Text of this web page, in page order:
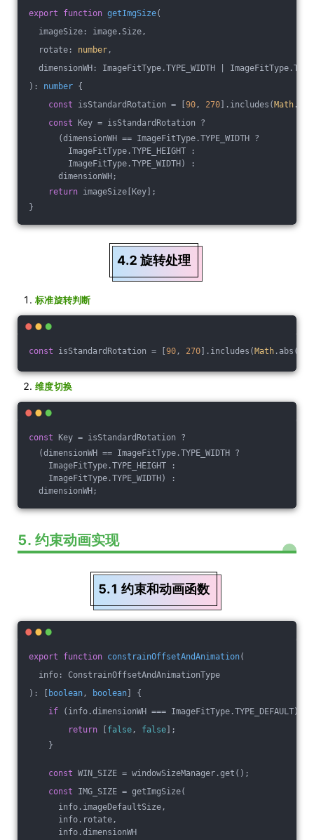
export function getImgSize(
imageSize: image.Size,
rotate: number,
dimensionWH: ImageFitType.TYPE_WIDTH |
): number {
const isStandardRotation = [ 90, 270 ].includes( Math
const Key = isStandardRotation ?
(dimensionWH == ImageFitType.TYPE_WIDTH ?
ImageFitType.TYPE_HEIGHT :
ImageFitType.TYPE_WIDTH) :
dimensionWH;
return imageSize[Key];
}
4.2 旋转处理
标准旋转判断
const isStandardRotation = [ 90, 270 ].includes( Math
维度切换
const Key = isStandardRotation ?
(dimensionWH == ImageFitType.TYPE_WIDTH ?
ImageFitType.TYPE_HEIGHT :
ImageFitType.TYPE_WIDTH) :
dimensionWH;
5. 约束动画实现
5.1 约束和动画函数
export function constrainOffsetAndAnimation(
info: ConstrainOffsetAndAnimationType
): [
boolean, boolean
{
if (info.dimensionWH === ImageFitType.TYPE_DEFAULT) {
return
false, false ];
}
const WIN_SIZE = windowSizeManager.get();
const IMG_SIZE = getImgSize(
info.imageDefaultSize,
info.rotate,
info.dimensionWH